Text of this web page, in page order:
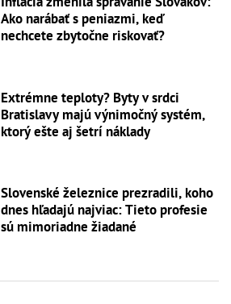
Ako narábať s peniazmi, keď
nechcete zbytočne riskovať?
Extrémne teploty? Byty v srdci
Bratislavy majú výnimočný systém,
ktorý ešte aj šetrí náklady
Slovenské železnice prezradili, koho
dnes hľadajú najviac: Tieto profesie
sú mimoriadne žiadané